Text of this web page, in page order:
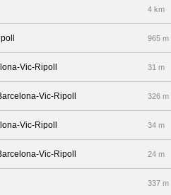
4 km
965 m
Vic-Ripoll 31 m
Vic-Ripoll 326 m
Vic-Ripoll 34 m
Vic-Ripoll 24 m
337 m